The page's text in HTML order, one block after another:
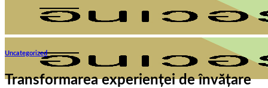
Uncategorized
Transformarea experienței de învățare